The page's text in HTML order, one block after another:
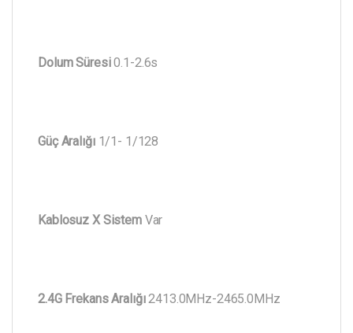
Dolum Süresi0.1-2.6s
Güç Aralığı1/1- 1/128
Kablosuz X SistemVar
2.4G Frekans Aralığı2413.0MHz-2465.0MHz